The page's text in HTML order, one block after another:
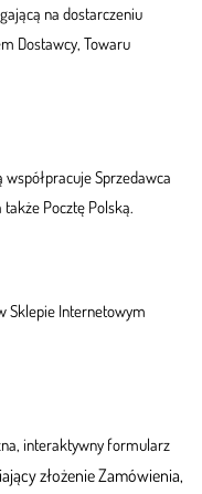
na dostarczeniu
Dostawcy, Towaru
Sprzedawca
Pocztę Polską.
Sklepie Internetowym
interaktywny formularz
złożenie Zamówienia,